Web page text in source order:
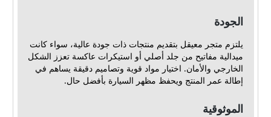
الجودة
يلتزم متجر معيقل بتقديم منتجات ذات جودة عالية، سواء كانت
ميدالية مفاتيح من جلد أصلي أو استيكرات عاكسة تعزز الشكل
الخارجي والأمان. اختيار مواد قوية وتصاميم دقيقة يساهم في
إطالة عمر المنتج ويحفظ مظهر السيارة بأفضل حال.
الموثوقية